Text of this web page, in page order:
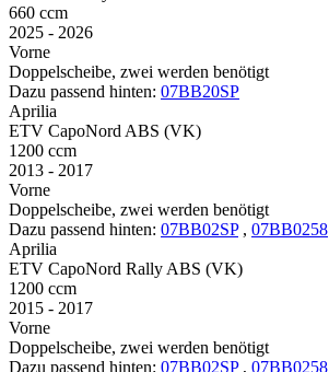
660 ccm
2025 - 2026
Vorne
Doppelscheibe, zwei werden benötigt
Dazu passend hinten: 07BB20SP
Aprilia
ETV CapoNord ABS (VK)
1200 ccm
2013 - 2017
Vorne
Doppelscheibe, zwei werden benötigt
Dazu passend hinten: 07BB02SP , 07BB0258
Aprilia
ETV CapoNord Rally ABS (VK)
1200 ccm
2015 - 2017
Vorne
Doppelscheibe, zwei werden benötigt
Dazu passend hinten: 07BB02SP , 07BB0258